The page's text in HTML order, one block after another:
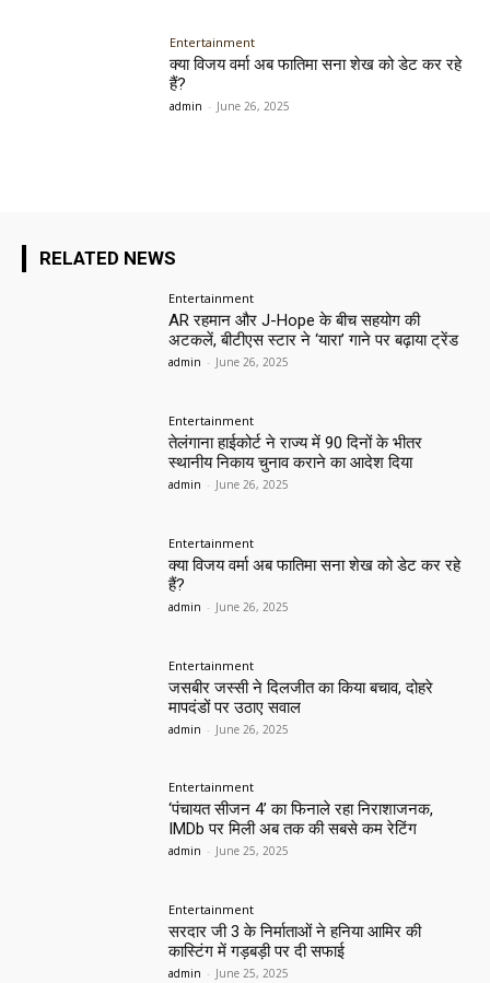
Entertainment
क्या विजय वर्मा अब फातिमा सना शेख को डेट कर रहे
हैं?
admin - June 26, 2025
RELATED NEWS
Entertainment
AR रहमान और J-Hope के बीच सहयोग की
अटकलें, बीटीएस स्टार ने ‘यारा’ गाने पर बढ़ाया ट्रेंड
admin - June 26, 2025
Entertainment
तेलंगाना हाईकोर्ट ने राज्य में 90 दिनों के भीतर
स्थानीय निकाय चुनाव कराने का आदेश दिया
admin - June 26, 2025
Entertainment
क्या विजय वर्मा अब फातिमा सना शेख को डेट कर रहे
हैं?
admin - June 26, 2025
Entertainment
जसबीर जस्सी ने दिलजीत का किया बचाव, दोहरे
मापदंडों पर उठाए सवाल
admin - June 26, 2025
Entertainment
‘पंचायत सीजन 4’ का फिनाले रहा निराशाजनक,
IMDb पर मिली अब तक की सबसे कम रेटिंग
admin - June 25, 2025
Entertainment
सरदार जी 3 के निर्माताओं ने हनिया आमिर की
कास्टिंग में गड़बड़ी पर दी सफाई
admin - June 25, 2025